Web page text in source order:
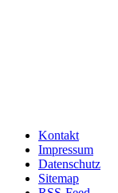
Kontakt
Impressum
Datenschutz
Sitemap